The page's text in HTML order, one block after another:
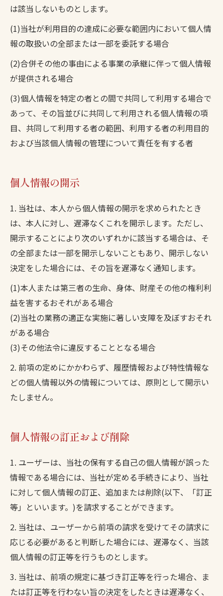
は該当しないものとします。
(1)当社が利用目的の達成に必要な範囲内において個人情
報の取扱いの全部または一部を委託する場合
(2)合併その他の事由による事業の承継に伴って個人情報
が提供される場合
(3)個人情報を特定の者との間で共同して利用する場合で
あって、その旨並びに共同して利用される個人情報の項
目、共同して利用する者の範囲、利用する者の利用目的
および当該個人情報の管理について責任を有する者
個人情報の開示
1. 当社は、本人から個人情報の開示を求められたとき
は、本人に対し、遅滞なくこれを開示します。ただし、
開示することにより次のいずれかに該当する場合は、そ
の全部または一部を開示しないこともあり、開示しない
決定をした場合には、その旨を遅滞なく通知します。
(1)本人または第三者の生命、身体、財産その他の権利利
益を害するおそれがある場合
(2)当社の業務の適正な実施に著しい支障を及ぼすおそれ
がある場合
(3)その他法令に違反することとなる場合
2. 前項の定めにかかわらず、履歴情報および特性情報な
どの個人情報以外の情報については、原則として開示い
たしません。
個人情報の訂正および削除
1. ユーザーは、当社の保有する自己の個人情報が誤った
情報である場合には、当社が定める手続きにより、当社
に対して個人情報の訂正、追加または削除(以下、「訂正
等」といいます。)を請求することができます。
2. 当社は、ユーザーから前項の請求を受けてその請求に
応じる必要があると判断した場合には、遅滞なく、当該
個人情報の訂正等を行うものとします。
3. 当社は、前項の規定に基づき訂正等を行った場合、ま
たは訂正等を行わない旨の決定をしたときは遅滞なく、